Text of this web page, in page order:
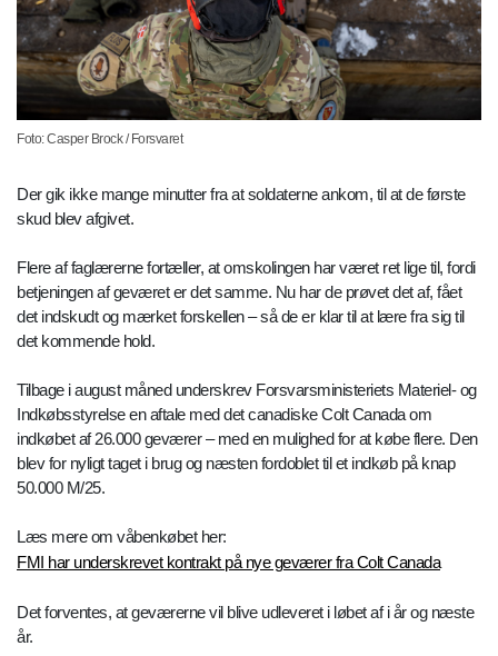
Foto: Casper Brock / Forsvaret
Der gik ikke mange minutter fra at soldaterne ankom, til at de første
skud blev afgivet.
Flere af faglærerne fortæller, at omskolingen har været ret lige til, fordi
betjeningen af geværet er det samme. Nu har de prøvet det af, fået
det indskudt og mærket forskellen – så de er klar til at lære fra sig til
det kommende hold.
Tilbage i august måned underskrev Forsvarsministeriets Materiel- og
Indkøbsstyrelse en aftale med det canadiske Colt Canada om
indkøbet af 26.000 geværer – med en mulighed for at købe flere. Den
blev for nyligt taget i brug og næsten fordoblet til et indkøb på knap
50.000 M/25.
Læs mere om våbenkøbet her:
FMI har underskrevet kontrakt på nye geværer fra Colt Canada
Det forventes, at geværerne vil blive udleveret i løbet af i år og næste
år.